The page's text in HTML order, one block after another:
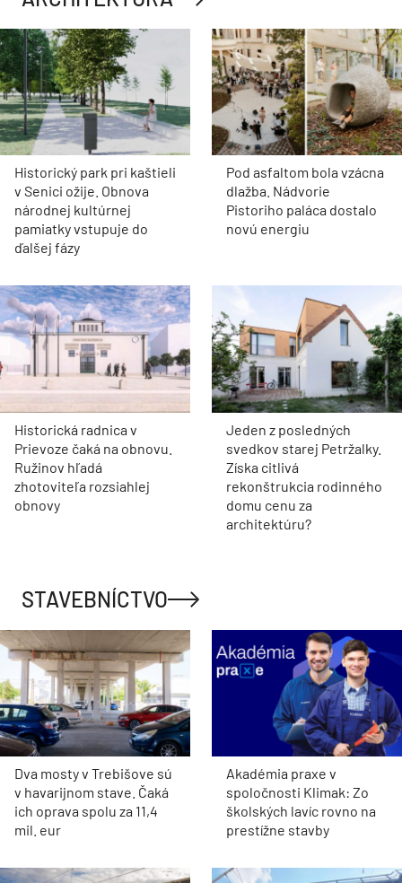
Historický park pri kaštieli
v Senici ožije. Obnova
národnej kultúrnej
pamiatky vstupuje do
ďalšej fázy
Pod asfaltom bola vzácna
dlažba. Nádvorie
Pistoriho paláca dostalo
novú energiu
Historická radnica v
Prievoze čaká na obnovu.
Ružinov hľadá
zhotoviteľa rozsiahlej
obnovy
Jeden z posledných
svedkov starej Petržalky.
Získa citlivá
rekonštrukcia rodinného
domu cenu za
architektúru?
STAVEBNÍCTVO
Dva mosty v Trebišove sú
v havarijnom stave. Čaká
ich oprava spolu za 11,4
mil. eur
Akadémia praxe v
spoločnosti Klimak: Zo
školských lavíc rovno na
prestížne stavby